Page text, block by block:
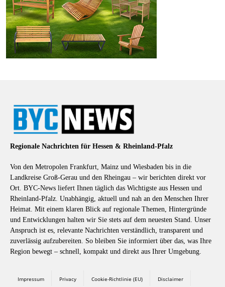
Regionale Nachrichten für Hessen & Rheinland-Pfalz
Von den Metropolen Frankfurt, Mainz und Wiesbaden bis in die
Landkreise Groß-Gerau und den Rheingau – wir berichten direkt vor
Ort. BYC-News liefert Ihnen täglich das Wichtigste aus Hessen und
Rheinland-Pfalz. Unabhängig, aktuell und nah an den Menschen Ihrer
Heimat. Mit einem klaren Blick auf regionale Themen, Hintergründe
und Entwicklungen halten wir Sie stets auf dem neuesten Stand. Unser
Anspruch ist es, relevante Nachrichten verständlich, transparent und
zuverlässig aufzubereiten. So bleiben Sie informiert über das, was Ihre
Region bewegt – schnell, kompakt und direkt aus Ihrer Umgebung.
Impressum Privacy Cookie-Richtlinie (EU) Disclaimer